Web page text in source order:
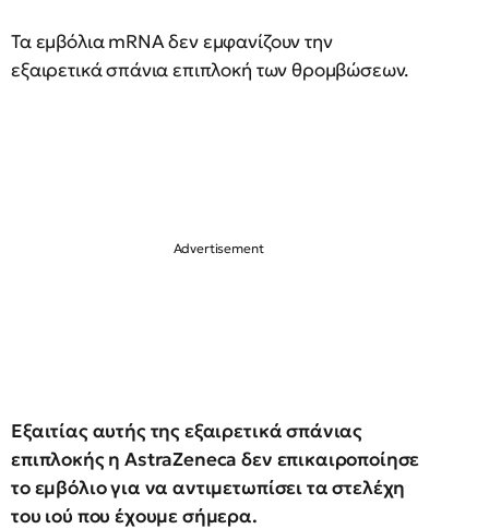
Τα εμβόλια mRNA δεν εμφανίζουν την
εξαιρετικά σπάνια επιπλοκή των θρομβώσεων.
Εξαιτίας αυτής της εξαιρετικά σπάνιας
επιπλοκής η AstraZeneca δεν επικαιροποίησε
το εμβόλιο για να αντιμετωπίσει τα στελέχη
του ιού που έχουμε σήμερα.